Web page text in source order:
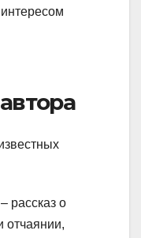
рассказ о
отчаянии,